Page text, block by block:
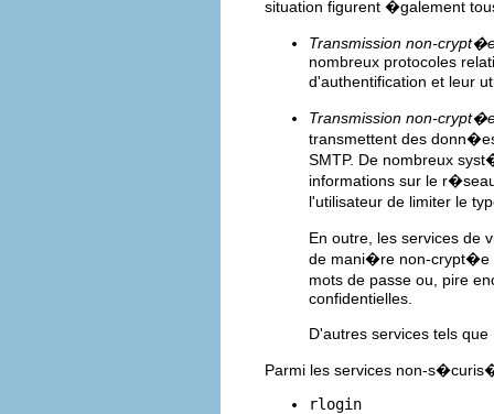
situation figurent �galement
Transmission non-
nombreux protocoles
d'authentification et leur
Transmission non-
transmettent des
SMTP. De nombreux
informations sur le
l'utilisateur de limiter le
En outre, les services
de mani�re non-crypt�e
mots de passe ou, pire
confidentielles.
D'autres services tels que
Parmi les services non-
rlogin